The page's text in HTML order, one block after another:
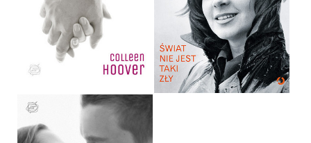
COLLEEN HOOVER
OPRAWA MIĘKKA
34,90 ZŁ
DRECKA
OPRAWA TWARDA
39,90 ZŁ